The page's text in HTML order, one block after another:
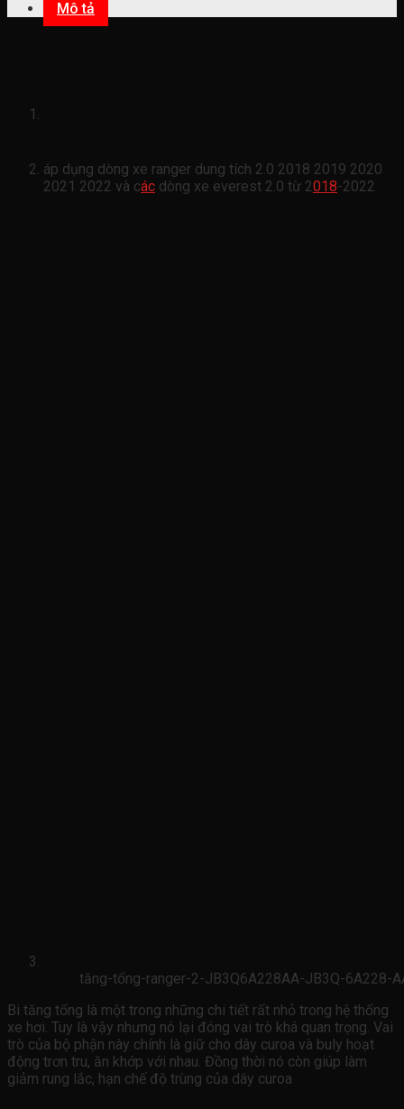
Mô tả
áp dụng dòng xe ranger dung tích 2.0 2018 2019 2020
2021 2022 và các dòng xe everest 2.0 từ 2018-2022
tăng-tổng-ranger-2-JB3Q6A228AA-JB3Q-6A228-
Bi tăng tổng là một trong những chi tiết rất nhỏ trong hệ thống
xe hơi. Tuy là vậy nhưng nó lại đóng vai trò khá quan trọng. Vai
trò của bộ phận này chính là giữ cho dây curoa và buly hoạt
động trơn tru, ăn khớp với nhau. Đồng thời nó còn giúp làm
giảm rung lắc, hạn chế độ trùng của dây curoa